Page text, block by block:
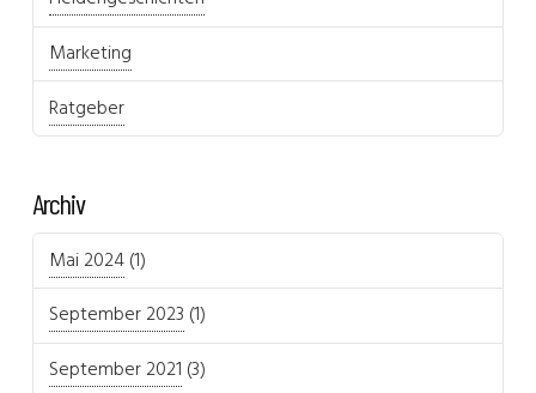
Marketing
Ratgeber
Archiv
Mai 2024(1)
September 2023 (1)
September 2021 (3)